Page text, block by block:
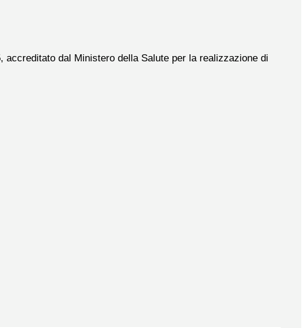
accreditato dal Ministero della Salute per la realizzazione di